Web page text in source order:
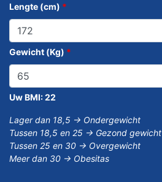
Lengte (cm) *
Gewicht (Kg) *
Uw BMI:22
Lager dan 18,5 -> Ondergewicht
Tussen 18,5 en 25 -> Gezond gewicht
Tussen 25 en 30 -> Overgewicht
Meer dan 30 -> Obesitas